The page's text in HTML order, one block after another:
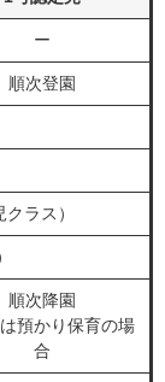
ー
順次登園
ラス）
順次降園
預かり保育の場
合